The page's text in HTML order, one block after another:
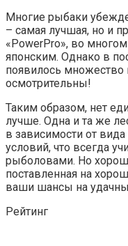
Многие рыбаки
– самая лучшая, но и
«PowerPro», во
японским. Однако в
появилось множество
осмотрительны!
Таким образом, нет
лучше. Одна и та же
в зависимости от
условий, что всегда
рыболовами. Но
поставленная на
ваши шансы на
Рейтинг